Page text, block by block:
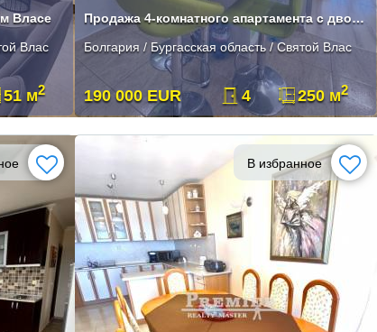
Власе
Влас
51 м2
Продажа 4-комнатного апартамента с двором и паркоместом в Святом Власе
Болгария / Бургасская область / Святой Влас
190 000 EUR 4 250 м2
В избранное